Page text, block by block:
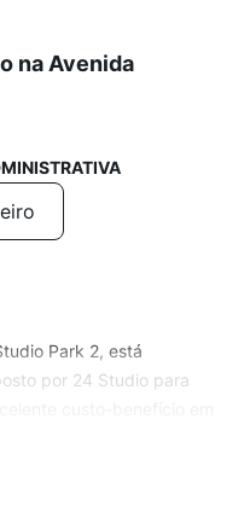
na Avenida
Park 2, está
por 24 Studio para
em Curitiba!
a transporte público,